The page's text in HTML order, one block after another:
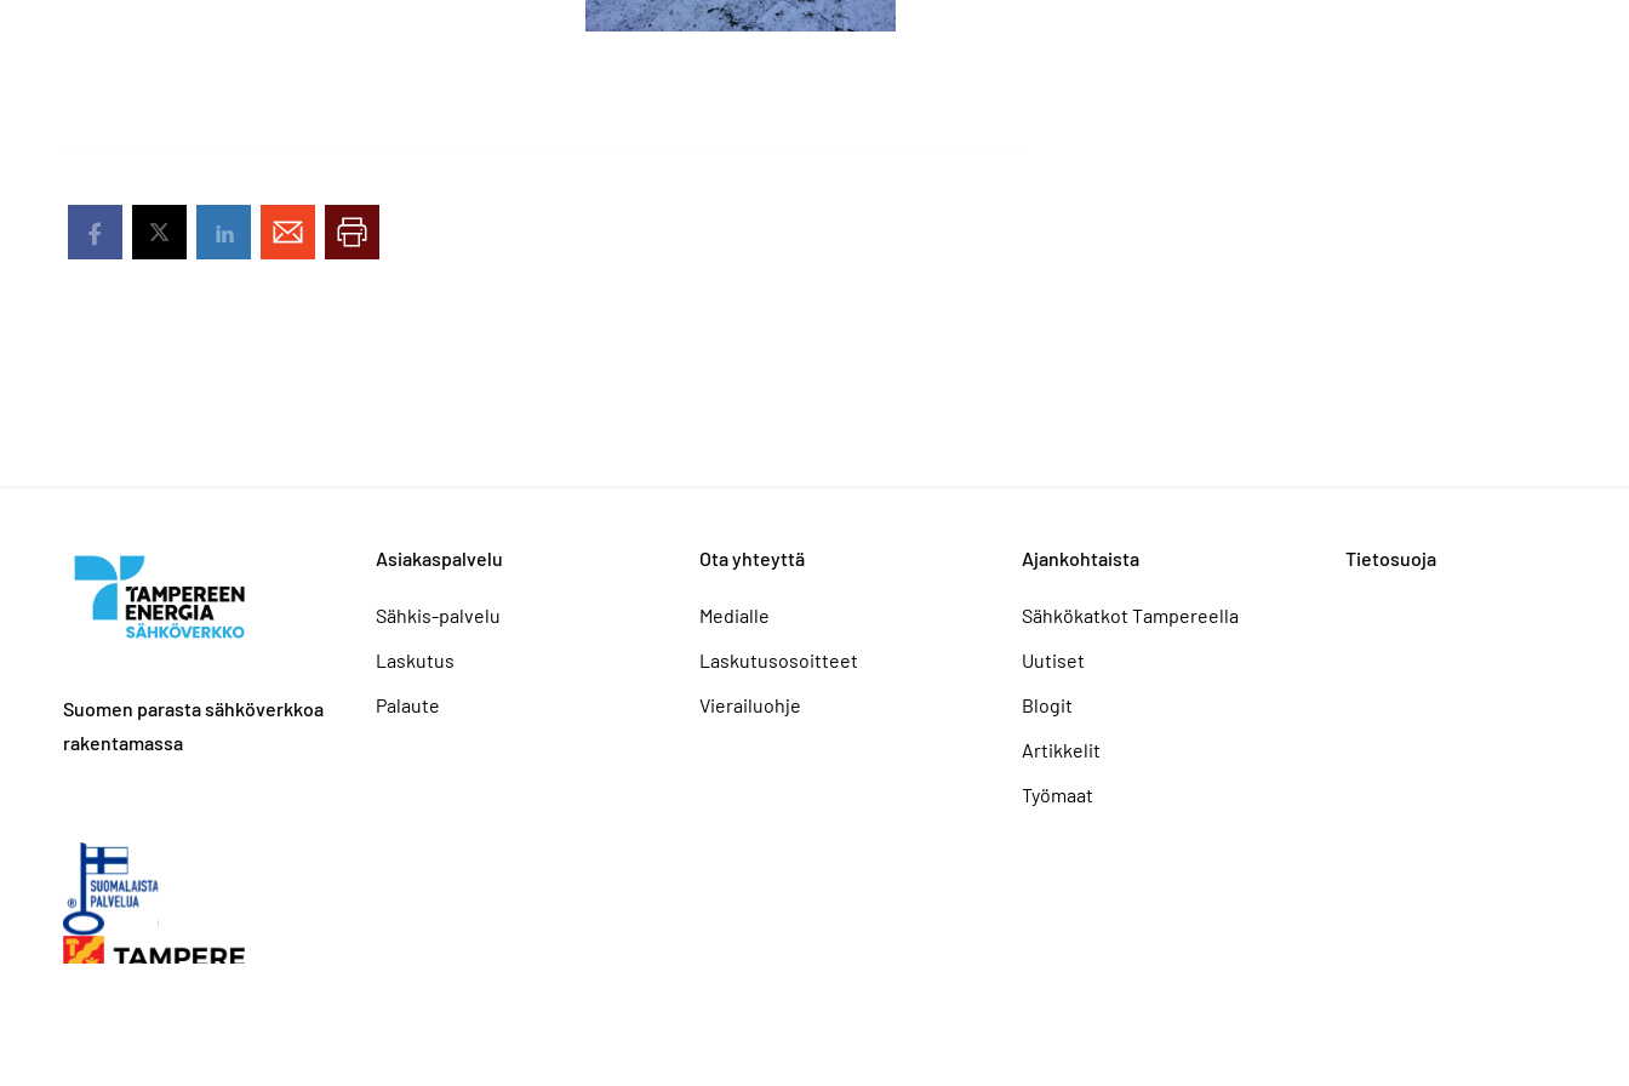
Suomen parasta sähköverkkoa
rakentamassa
Asiakaspalvelu
Sähkis-palvelu
Laskutus
Palaute
Ota yhteyttä
Medialle
Laskutusosoitteet
Vierailuohje
Ajankohtaista
Sähkökatkot Tampereella
Uutiset
Blogit
Artikkelit
Työmaat
Tietosuoja